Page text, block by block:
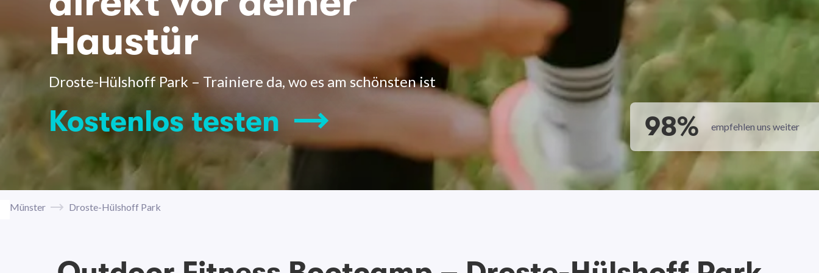
Haustür
Droste-Hülshoff Park – Trainiere da, wo es am schönsten ist
Kostenlos testen 98% empfehlen uns weiter
Münster Droste-Hülshoff Park